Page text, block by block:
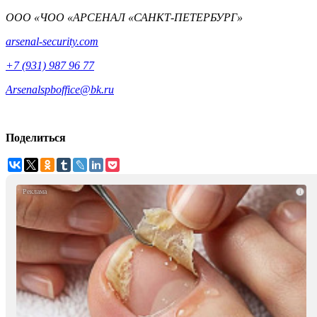
ООО «ЧОО «АРСЕНАЛ «САНКТ-ПЕТЕРБУРГ»
arsenal-security.com
+7 (931) 987 96 77
Arsenalspboffice@bk.ru
Поделиться
i